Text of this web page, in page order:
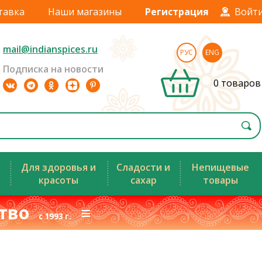
Наши магазины Регистрация
mail@indianspices.ru
Подписка на новости
РУС ENG
0 товаров
Для здоровья и
красоты
Сладости и
сахар
Непищевые
товары
с 1993 г.≡